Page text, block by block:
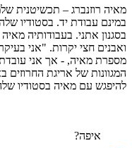
מאיה רוזנברג – תכשיטנית
במינם עבודת יד. בסטודיו
בסגנון אתני. בעבודותיה
ואבנים חצי יקרות. "אני
מספרת מאיה, - אך אני
המגוונות של אריגת החרוזים
להיפגש עם מאיה בסטודיו
איפה?